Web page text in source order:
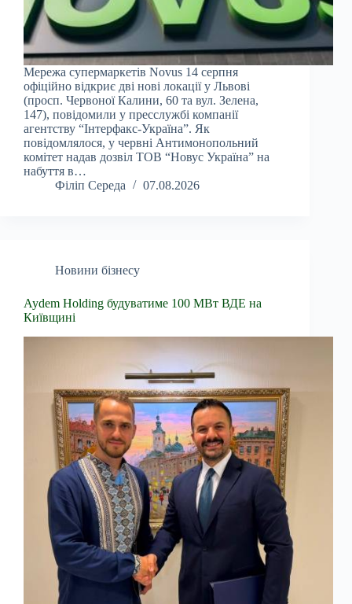
Мережа супермаркетів Novus 14 серпня
офіційно відкриє дві нові локації у Львові
(просп. Червоної Калини, 60 та вул. Зелена,
147), повідомили у пресслужбі компанії
агентству “Інтерфакс-Україна”. Як
повідомлялося, у червні Антимонопольний
комітет надав дозвіл ТОВ “Новус Україна” на
набуття в…
Філіп Середа
07.08.2026
Новини бізнесу
Aydem Holding будуватиме 100 МВт ВДЕ на
Київщині